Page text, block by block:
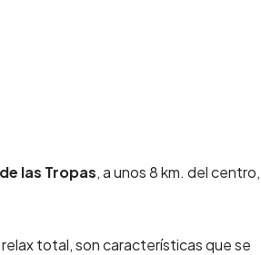
las Tropas, a unos 8 km. del centro,
total, son características que se